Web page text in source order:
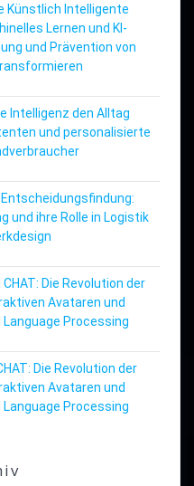
Künstlich Intelligente
Lernen und KI-
und Prävention von
Intelligenz den Alltag
und personalisierte
und ihre Rolle in Logistik
CHAT: Die Revolution der
Avataren und
Processing
Die Revolution der
Avataren und
Processing